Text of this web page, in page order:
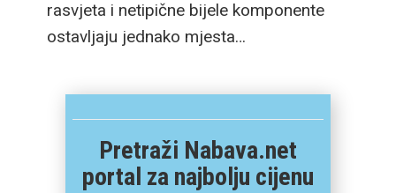
rasvjeta i netipične bijele komponente
ostavljaju jednako mjesta…
Pretraži Nabava.net
portal za najbolju cijenu